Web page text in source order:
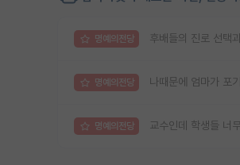
명예의전당 후배들의 진로 선택
명예의전당 나때문에 엄마가 포
명예의전당 교수인데 학생들 너